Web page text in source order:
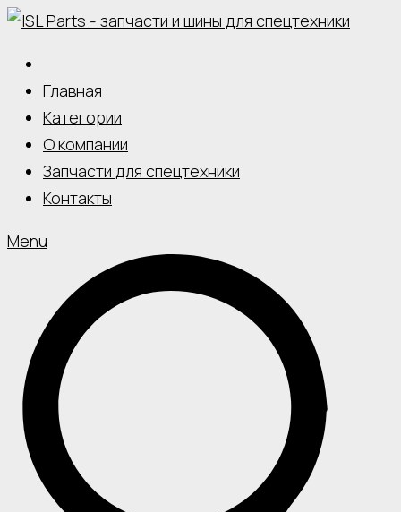
Skip
content
Главная
Категории
О компании
Запчасти для спецтехники
Контакты
Menu